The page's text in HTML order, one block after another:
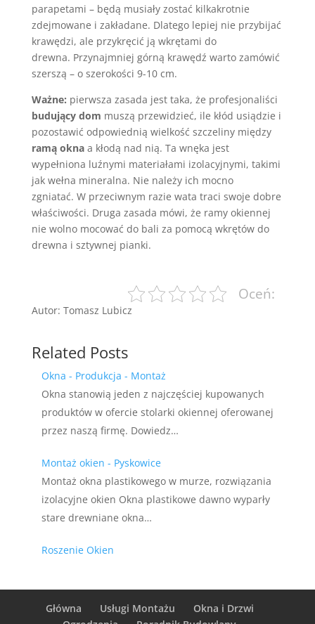
parapetami – będą musiały zostać kilkakrotnie
zdejmowane i zakładane. Dlatego lepiej nie przybijać
krawędzi, ale przykręcić ją wkrętami do
drewna. Przynajmniej górną krawędź warto zamówić
szerszą – o szerokości 9-10 cm.
Ważne: pierwsza zasada jest taka, że ​​profesjonaliści
budujący dom muszą przewidzieć, ile kłód usiądzie i
pozostawić odpowiednią wielkość szczeliny między
ramą oknaa kłodą nad nią. Ta wnęka jest
wypełniona luźnymi materiałami izolacyjnymi, takimi
jak wełna mineralna. Nie należy ich mocno
zgniatać. W przeciwnym razie wata traci swoje dobre
właściwości. Druga zasada mówi, że ramy okiennej
nie wolno mocować do bali za pomocą wkrętów do
drewna i sztywnej pianki.
Oceń:
Autor: Tomasz Lubicz
Related Posts
Okna - Produkcja - Montaż
Okna stanowią jeden z najczęściej kupowanych
produktów w ofercie stolarki okiennej oferowanej
przez naszą firmę. Dowiedz…
Montaż okien - Pyskowice
Montaż okna plastikowego w murze, rozwiązania
izolacyjne okien Okna plastikowe dawno wyparły
stare drewniane okna…
Roszenie Okien
Główna Usługi Montażu
Okna i Drzwi